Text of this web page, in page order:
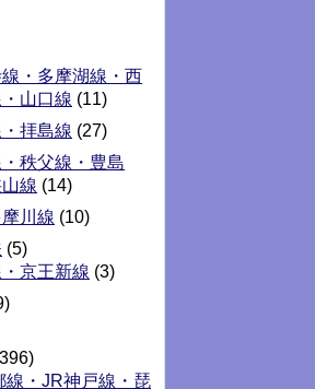
・多摩湖線・西
山口線 (11)
拝島線 (27)
秩父線・豊島
線 (14)
川線 (10)
(5)
京王新線 (3)
線・JR神戸線・琵